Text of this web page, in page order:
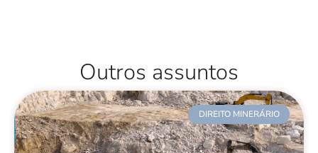
Outros assuntos
DIREITO MINERÁRIO